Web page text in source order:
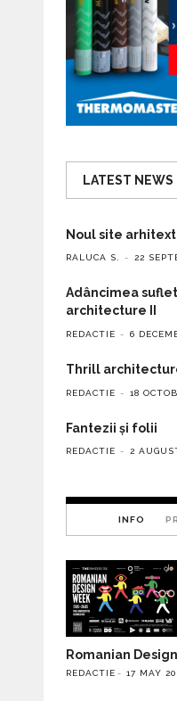
LATEST NEWS
Noul site arhitext
RALUCA S. 22
Adâncimea
architecture II
REDACTIE 6
Thrill
REDACTIE 18
Fantezii și folii
REDACTIE 2
INFO
Romanian
REDACTIE 17 MAY